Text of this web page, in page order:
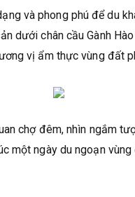
và phong phú để du
dưới chân cầu Gành
vị ẩm thực vùng đất
chợ đêm, nhìn ngắm
một ngày du ngoạn vùng